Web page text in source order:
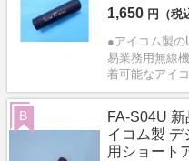
1,650 円（税
●アイコム製の
易業務用無線
着可能なアイ
FA-S04U
イコム製 デ
用ショート
B